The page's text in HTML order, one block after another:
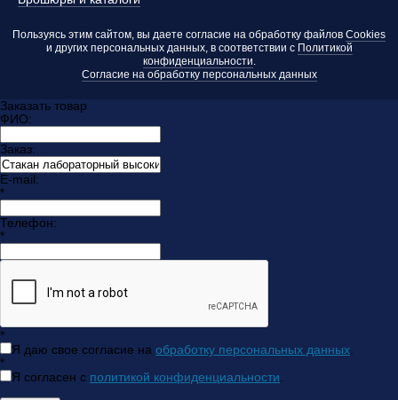
Пользуясь этим сайтом, вы даете согласие на обработку файлов Cookies
и других персональных данных, в соответствии с Политикой
конфиденциальности.
Согласие на обработку персональных данных
Заказать товар
ФИО:
Заказ:
E-mail:
*
Телефон:
*
*
Я даю свое согласие на обработку персональных данных
*
Я согласен с политикой конфиденциальности